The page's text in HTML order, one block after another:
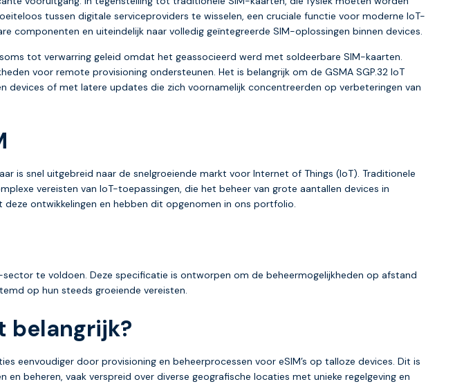
tussen digitale serviceproviders te wisselen, een cruciale functie voor moderne IoT-
componenten en uiteindelijk naar volledig geïntegreerde SIM-oplossingen binnen devices.
tot verwarring geleid omdat het geassocieerd werd met soldeerbare SIM-kaarten.
voor remote provisioning ondersteunen. Het is belangrijk om de GSMA SGP.32 IoT
of met latere updates die zich voornamelijk concentreerden op verbeteringen van
is snel uitgebreid naar de snelgroeiende markt voor Internet of Things (IoT). Traditionele
vereisten van IoT-toepassingen, die het beheer van grote aantallen devices in
deze ontwikkelingen en hebben dit opgenomen in ons portfolio.
te voldoen. Deze specificatie is ontworpen om de beheermogelijkheden op afstand
op hun steeds groeiende vereisten.
belangrijk?
eenvoudiger door provisioning en beheerprocessen voor eSIM’s op talloze devices. Dit is
beheren, vaak verspreid over diverse geografische locaties met unieke regelgeving en